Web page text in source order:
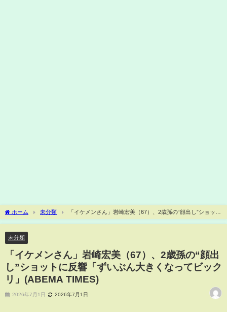
ホーム 未分類
「イケメンさん」岩崎宏美（67）、2歳孫の“顔出し”ショット
に反響「ずいぶん大きくなってビックリ」(ABEMA TIMES)
未分類
「イケメンさん」岩崎宏美（67）、2歳孫の“顔出
し”ショットに反響「ずいぶん大きくなってビック
リ」(ABEMA TIMES)
2026年7月1日 2026年7月1日